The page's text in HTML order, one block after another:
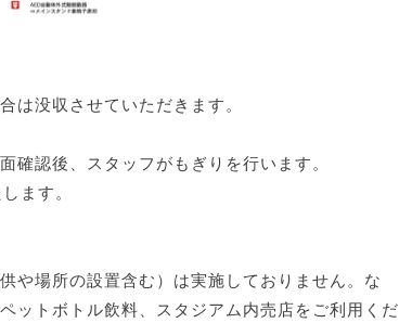
は没収させていただきます。
認後、スタッフがもぎりを行います。
ます。
や場所の設置含む）は実施しておりません。な
ットボトル飲料、スタジアム内売店をご利用くだ